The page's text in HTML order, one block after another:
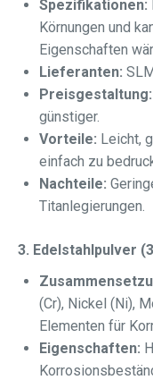
Spezifikationen:
Körnungen und
Eigenschaften
Lieferanten:
Preisgestaltung:
günstiger.
Vorteile: Leicht,
einfach zu
Nachteile:
Titanlegierungen.
3. Edelstahlpulver
(Cr), Nickel (Ni),
Elementen für
Eigenschaften: